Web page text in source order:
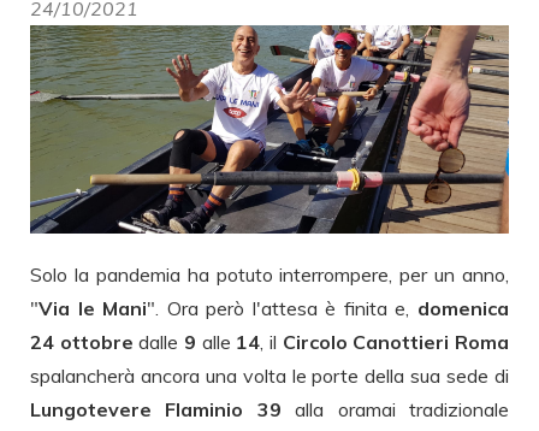
24/10/2021
Solo la pandemia ha potuto interrompere, per un anno,
"Via le Mani". Ora però l'attesa è finita e, domenica
24 ottobredalle 9 alle 14 , il Circolo Canottieri Roma
spalancherà ancora una volta le porte della sua sede di
Lungotevere Flaminio 39 alla oramai tradizionale